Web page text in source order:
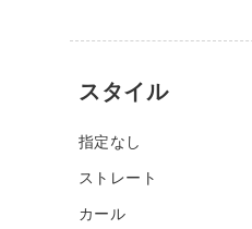
スタイル
指定なし
ストレート
カール